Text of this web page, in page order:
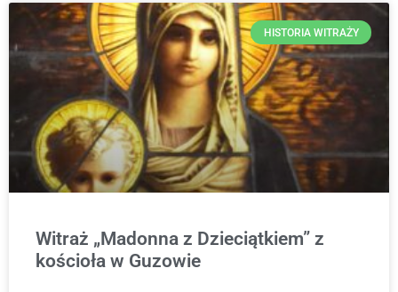
HISTORIA WITRAŻY
Witraż „Madonna z Dzieciątkiem” z
kościoła w Guzowie